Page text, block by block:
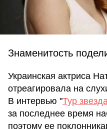
Знаменитость
Украинская актриса
отреагировала на
В интервью "Тур
за последнее время
поэтому ее